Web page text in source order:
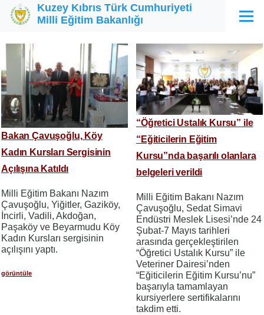
Ana içeriğe atla
Kuzey Kıbrıs Türk Cumhuriyeti
Milli Eğitim Bakanlığı
Menü
Bakan Çavuşoğlu, Köy
Kadın Kursları Sergisinin
Açılışına Katıldı
Milli Eğitim Bakanı Nazım
Çavuşoğlu, Yiğitler, Gaziköy,
İncirli, Vadili, Akdoğan,
Paşaköy ve Beyarmudu Köy
Kadın Kursları sergisinin
açılışını yaptı.
görüntüle
“Öğretici Ustalık Kursu” ile
“Eğiticilerin Eğitim
Kursu”nda başarılı olanlara
belgeleri verildi
Milli Eğitim Bakanı Nazım
Çavuşoğlu, Sedat Simavi
Endüstri Meslek Lisesi’nde 24
Şubat-7 Mayıs tarihleri
arasında gerçekleştirilen
“Öğretici Ustalık Kursu” ile
Veteriner Dairesi’nden
“Eğiticilerin Eğitim Kursu’nu”
başarıyla tamamlayan
kursiyerlere sertifikalarını
takdim etti.